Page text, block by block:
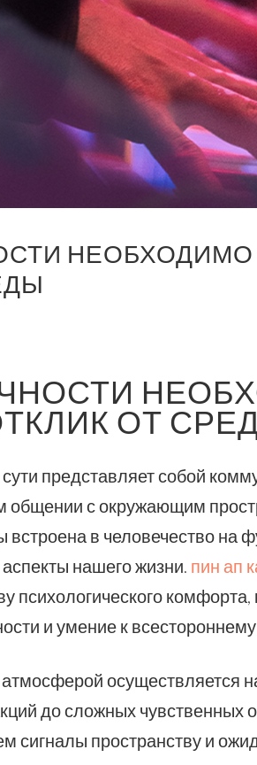
ОТ
представляет собой
общении с окружающим
встроена в человечество на
нашего жизни. пин ап
психологического
и умение к
осуществляется
до сложных чувственных
сигналы пространству и